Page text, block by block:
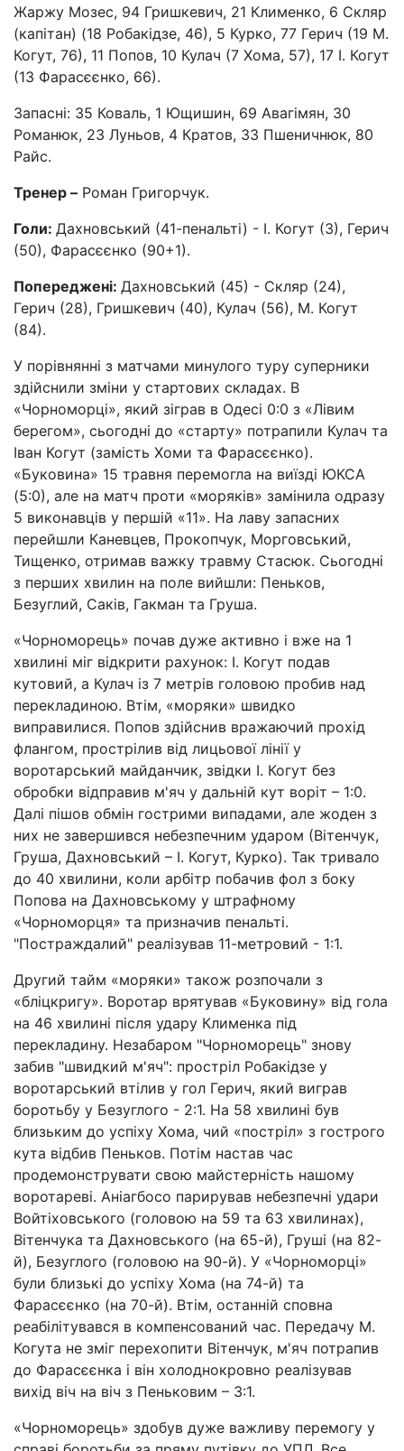
Жаржу Мозес, 94 Гришкевич, 21 Клименко, 6 Скляр
(капітан) (18 Робакідзе, 46), 5 Курко, 77 Герич (19 М.
Когут, 76), 11 Попов, 10 Кулач (7 Хома, 57), 17 І. Когут
(13 Фарасєєнко, 66).
Запасні: 35 Коваль, 1 Ющишин, 69 Авагімян, 30
Романюк, 23 Луньов, 4 Кратов, 33 Пшеничнюк, 80
Райс.
Тренер – Роман Григорчук.
Голи: Дахновський (41-пенальті) - І. Когут (3), Герич
(50), Фарасєєнко (90+1).
Попереджені: Дахновський (45) - Скляр (24),
Герич (28), Гришкевич (40), Кулач (56), М. Когут
(84).
У порівнянні з матчами минулого туру суперники
здійснили зміни у стартових складах. В
«Чорноморці», який зіграв в Одесі 0:0 з «Лівим
берегом», сьогодні до «старту» потрапили Кулач та
Іван Когут (замість Хоми та Фарасєєнко).
«Буковина» 15 травня перемогла на виїзді ЮКСА
(5:0), але на матч проти «моряків» замінила одразу
5 виконавців у першій «11». На лаву запасних
перейшли Каневцев, Прокопчук, Морговський,
Тищенко, отримав важку травму Стасюк. Сьогодні
з перших хвилин на поле вийшли: Пеньков,
Безуглий, Саків, Гакман та Груша.
«Чорноморець» почав дуже активно і вже на 1
хвилині міг відкрити рахунок: І. Когут подав
кутовий, а Кулач із 7 метрів головою пробив над
перекладиною. Втім, «моряки» швидко
виправилися. Попов здійснив вражаючий прохід
флангом, прострілив від лицьової лінії у
воротарський майданчик, звідки І. Когут без
обробки відправив м'яч у дальній кут воріт – 1:0.
Далі пішов обмін гострими випадами, але жоден з
них не завершився небезпечним ударом (Вітенчук,
Груша, Дахновський – І. Когут, Курко). Так тривало
до 40 хвилини, коли арбітр побачив фол з боку
Попова на Дахновському у штрафному
«Чорноморця» та призначив пенальті.
"Постраждалий" реалізував 11-метровий - 1:1.
Другий тайм «моряки» також розпочали з
«бліцкригу». Воротар врятував «Буковину» від гола
на 46 хвилині після удару Клименка під
перекладину. Незабаром "Чорноморець" знову
забив "швидкий м'яч": простріл Робакідзе у
воротарський втілив у гол Герич, який виграв
боротьбу у Безуглого - 2:1. На 58 хвилині був
близьким до успіху Хома, чий «постріл» з гострого
кута відбив Пеньков. Потім настав час
продемонструвати свою майстерність нашому
воротареві. Аніагбосо парирував небезпечні удари
Войтіховського (головою на 59 та 63 хвилинах),
Вітенчука та Дахновського (на 65-й), Груші (на 82-
й), Безуглого (головою на 90-й). У «Чорноморці»
були близькі до успіху Хома (на 74-й) та
Фарасєєнко (на 70-й). Втім, останній сповна
реабілітувався в компенсований час. Передачу М.
Когута не зміг перехопити Вітенчук, м'яч потрапив
до Фарасєєнка і він холоднокровно реалізував
вихід віч на віч з Пеньковим – 3:1.
«Чорноморець» здобув дуже важливу перемогу у